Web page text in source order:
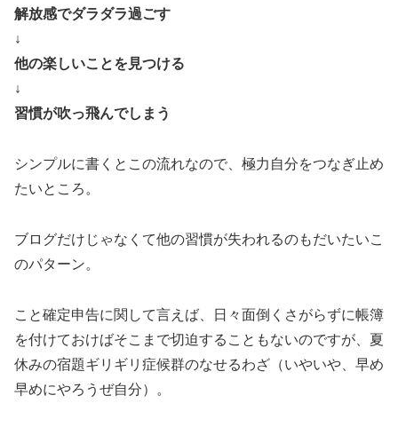
解放感でダラダラ過ごす
↓
他の楽しいことを見つける
↓
習慣が吹っ飛んでしまう
シンプルに書くとこの流れなので、極力自分をつなぎ止め
たいところ。
ブログだけじゃなくて他の習慣が失われるのもだいたいこ
のパターン。
こと確定申告に関して言えば、日々面倒くさがらずに帳簿
を付けておけばそこまで切迫することもないのですが、夏
休みの宿題ギリギリ症候群のなせるわざ（いやいや、早め
早めにやろうぜ自分）。